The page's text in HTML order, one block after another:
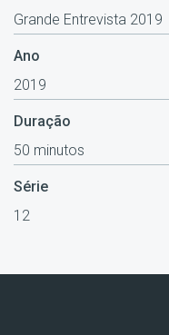
Grande Entrevista 2019
Ano
2019
Duração
50 minutos
Série
12